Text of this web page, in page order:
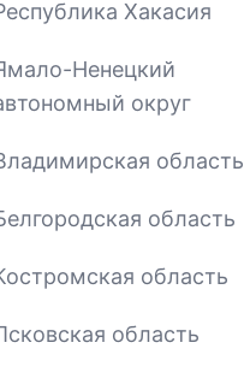
Хакасия
Ненецкий
округ
область
область
область
область